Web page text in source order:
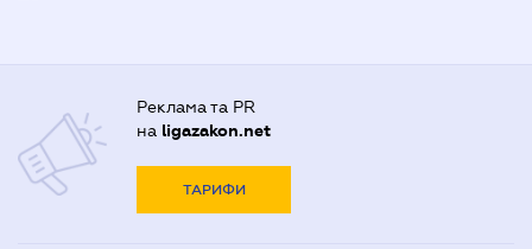
Реклама та PR
на ligazakon.net
ТАРИФИ